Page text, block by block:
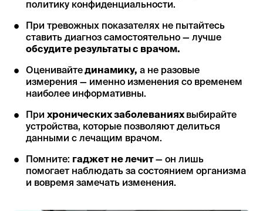
политику конфиденциальности.
При тревожных показателях не пытайтесь
ставить диагноз самостоятельно — лучше
обсудите результаты с врачом.
Оценивайтединамику, а не разовые
измерения — именно изменения со временем
наиболее информативны.
При хронических заболеванияхвыбирайте
устройства, которые позволяют делиться
данными с лечащим врачом.
Помните: гаджет не лечит— он лишь
помогает наблюдать за состоянием организма
и вовремя замечать изменения.